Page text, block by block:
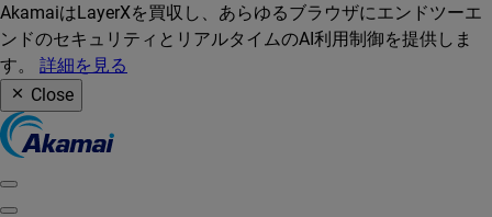
AkamaiはLayerXを買収し、あらゆるブラウザにエンドツーエ
ンドのセキュリティとリアルタイムのAI利用制御を提供しま
す。 詳細を見る
Close